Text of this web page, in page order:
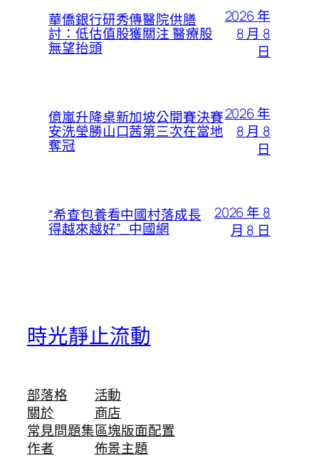
華僑銀行研秀傳醫院供膳
討：低估值股獲關注 醫療股
無望抬頭
2026 年
8 月 8
日
億嵐升降桌新加坡公開賽決賽
安洗瑩勝山口茜第三次在當地
奪冠
2026 年
8 月 8
日
“希查包養看中國村落成長
得越來越好”_中國網
2026 年 8
月 8 日
時光靜止流動
部落格
關於
常見問題集
作者
活動
商店
區塊版面配置
佈景主題